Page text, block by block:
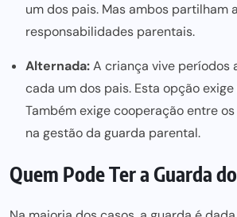
um dos pais. Mas ambos partilham
responsabilidades parentais.
Alternada:A criança vive períodos
cada um dos pais. Esta opção
Também exige cooperação entre
na gestão da guarda parental.
Quem Pode Ter a Guarda